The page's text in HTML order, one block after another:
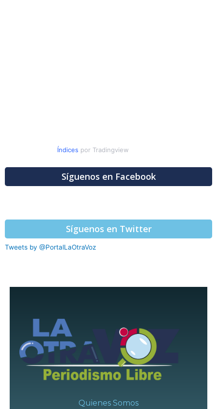
Índices por Tradingview
Síguenos en Facebook
Síguenos en Twitter
Tweets by @PortalLaOtraVoz
Quienes Somos